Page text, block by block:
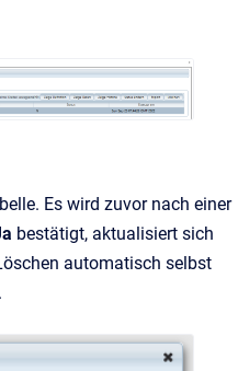
Es wird zuvor nach einer
bestätigt, aktualisiert sich
automatisch selbst